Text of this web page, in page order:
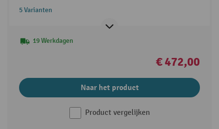
5 Varianten
19 Werkdagen
€ 472,00
Naar het product
Product vergelijken